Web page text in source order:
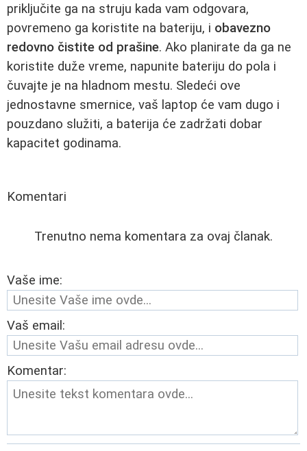
priključite ga na struju kada vam odgovara,
povremeno ga koristite na bateriju, i obavezno
redovno čistite od prašine. Ako planirate da ga ne
koristite duže vreme, napunite bateriju do pola i
čuvajte je na hladnom mestu. Sledeći ove
jednostavne smernice, vaš laptop će vam dugo i
pouzdano služiti, a baterija će zadržati dobar
kapacitet godinama.
Komentari
Trenutno nema komentara za ovaj članak.
Vaše ime:
Vaš email:
Komentar: